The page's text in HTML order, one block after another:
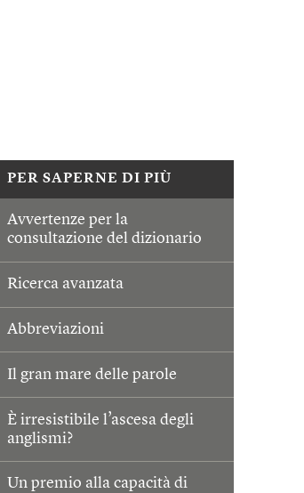
PER SAPERNE DI PIÙ
Avvertenze per la
consultazione del dizionario
Ricerca avanzata
Abbreviazioni
Il gran mare delle parole
È irresistibile l’ascesa degli
anglismi?
Un premio alla capacità di